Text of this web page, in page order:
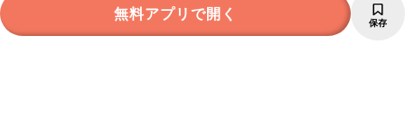
無料アプリで開く 保存